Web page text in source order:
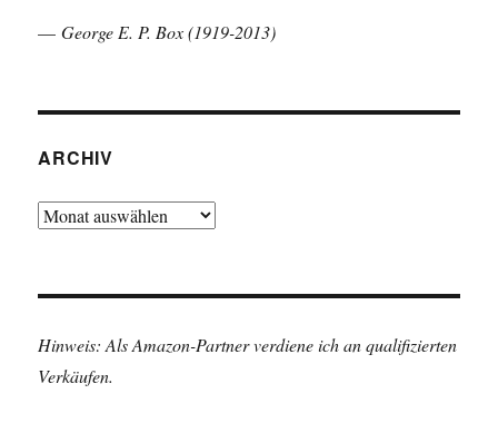
—George E. P. Box (1919-2013)
ARCHIV
Archiv
Hinweis: Als Amazon-Partner verdiene ich an qualifizierten
Verkäufen.